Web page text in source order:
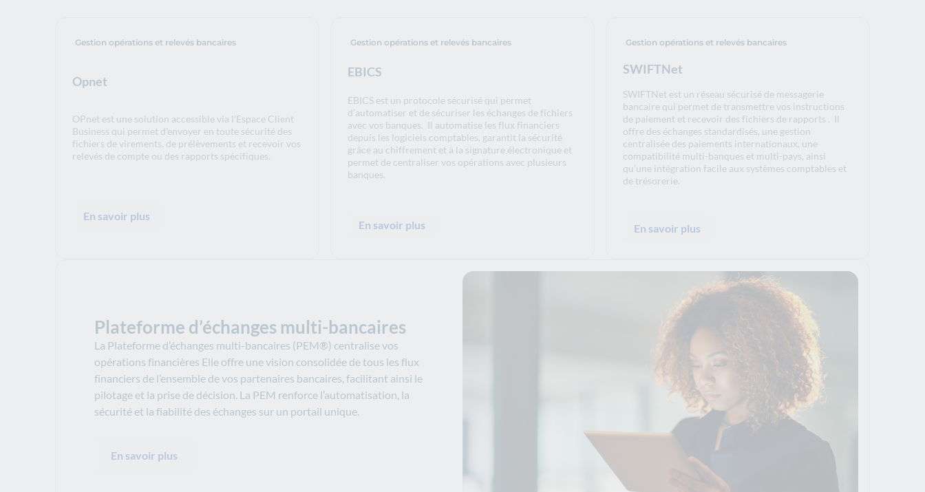
Opnet
Gestion opérations et relevés bancaires
OPnet est une solution accessible via l’Espace Client
Business qui permet d’envoyer en toute sécurité des
fichiers de virements, de prélèvements et recevoir vos
relevés de compte ou des rapports spécifiques.
En savoir plus
EBICS
Gestion opérations et relevés bancaires
EBICS est un protocole sécurisé qui permet
d’automatiser et de sécuriser les échanges de fichiers
avec vos banques. Il automatise les flux financiers
depuis les logiciels comptables, garantit la sécurité
grâce au chiffrement et à la signature électronique et
permet de centraliser vos opérations avec plusieurs
banques.
En savoir plus
SWIFTNet
Gestion opérations et relevés bancaires
SWIFTNet est un réseau sécurisé de messagerie
bancaire qui permet de transmettre vos instructions
de paiement et recevoir des fichiers de rapports . Il
offre des échanges standardisés, une gestion
centralisée des paiements internationaux, une
compatibilité multi-banques et multi-pays, ainsi
qu’une intégration facile aux systèmes comptables et
de trésorerie.
En savoir plus
Plateforme d’échanges multi-bancaires
La Plateforme d’échanges multi-bancaires (PEM®) centralise vos
opérations financières Elle offre une vision consolidée de tous les flux
financiers de l’ensemble de vos partenaires bancaires, facilitant ainsi le
pilotage et la prise de décision. La PEM renforce l’automatisation, la
sécurité et la fiabilité des échanges sur un portail unique.
En savoir plus